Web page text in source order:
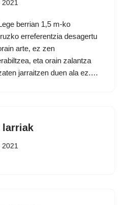
berrian 1,5 m-ko
erreferentzia desagertu
arte, ez zen
eta orain zalantza
jarraitzen duen ala ez.…
larriak